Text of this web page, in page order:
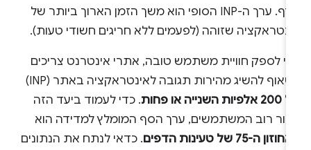
בדף. ערך ה-INP הסופי הוא משך הזמן הארוך ביותר של
שזוהה (לפעמים ללא חריגים חשודי טעות).
לספק חוויית משתמש טובה, אתרי אינטרנט צריכים
לשאוף להשיג מהירות תגובה לאינטראקציה באתר (INP)
200 אלפיות השנייה או פחות
. כדי לעמוד ביעד הזה
רוב המשתמשים, ערך הסף המומלץ למדידה הוא
ה-75 של טעינות הדפים
. כדאי לנתח את הנתונים